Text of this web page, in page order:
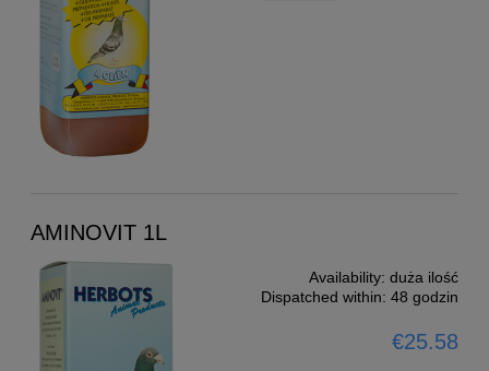
AMINOVIT 1L
Availability: duża ilość
Dispatched within: 48 godzin
€25.58